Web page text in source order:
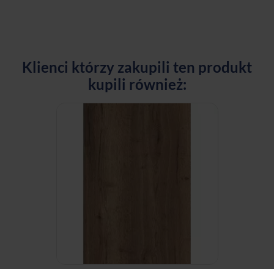
Klienci którzy zakupili ten produkt
kupili również: